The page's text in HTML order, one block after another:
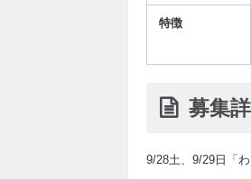
特徴
募集
9/28土、9/29日「